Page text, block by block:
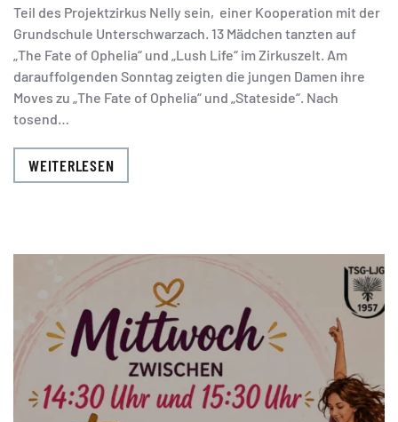
Teil des Projektzirkus Nelly sein, einer Kooperation mit der
Grundschule Unterschwarzach. 13 Mädchen tanzten auf
„The Fate of Ophelia“ und „Lush Life“ im Zirkuszelt. Am
darauffolgenden Sonntag zeigten die jungen Damen ihre
Moves zu „The Fate of Ophelia“ und „Stateside“. Nach
tosend…
WEITERLESEN